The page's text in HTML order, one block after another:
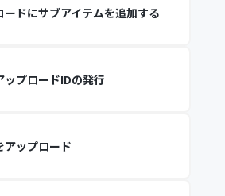
ードにサブアイテムを追加する
ップロードIDの発行
アップロード